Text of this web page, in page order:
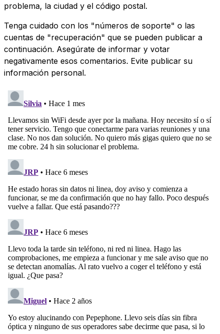
problema, la ciudad y el código postal.
Tenga cuidado con los "números de soporte" o las
cuentas de "recuperación" que se pueden publicar a
continuación. Asegúrate de informar y votar
negativamente esos comentarios. Evite publicar su
información personal.